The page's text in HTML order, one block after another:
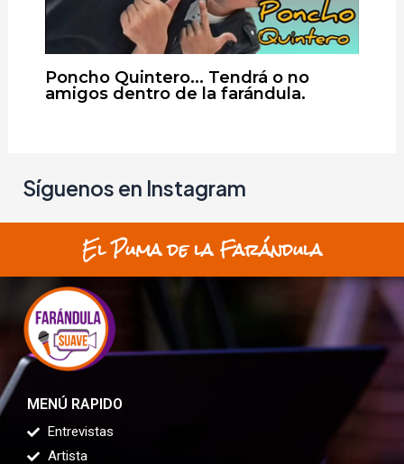
Poncho Quintero… Tendrá o no
amigos dentro de la farándula.
Síguenos en Instagram
El Puma de la Farándula
MENÚ RAPIDO
Entrevistas
Artista